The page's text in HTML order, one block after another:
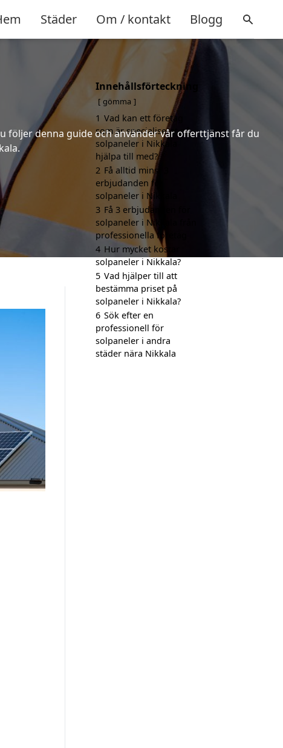
Städer Om / kontakt Blogg
följer denna guide och använder vår offerttjänst får du
Innehållsförteckning
gömma
1 Vad kan ett företag
som är specialiserat på
solpaneler i Nikkala
hjälpa till med?
2 Få alltid minst 3
erbjudanden för
solpaneler i Nikkala
3 Få 3 erbjudanden för
solpaneler i Nikkala från
professionella företag
4 Hur mycket kostar
solpaneler i Nikkala?
5 Vad hjälper till att
bestämma priset på
solpaneler i Nikkala?
6 Sök efter en
professionell för
solpaneler i andra
städer nära Nikkala